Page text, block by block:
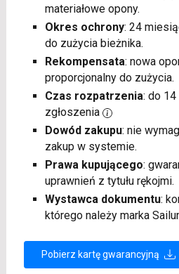
materiałowe opony.
Okres ochrony: 24
do zużycia bieżnika.
Rekompensata: nowa
proporcjonalny do zużycia.
Czas rozpatrzenia: do
zgłoszenia
Dowód zakupu: nie
zakup w systemie.
Prawa kupującego:
uprawnień z tytułu rękojmi.
Wystawca dokumentu:
którego należy marka
Pobierz kartę gwarancyjną